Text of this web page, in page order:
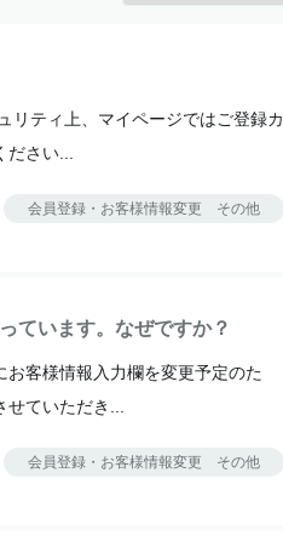
ティ上、マイページではご登録カ
さい...
会員登録・お客様情報変更 その他
ています。なぜですか？
客様情報入力欄を変更予定のた
ていただき...
会員登録・お客様情報変更 その他